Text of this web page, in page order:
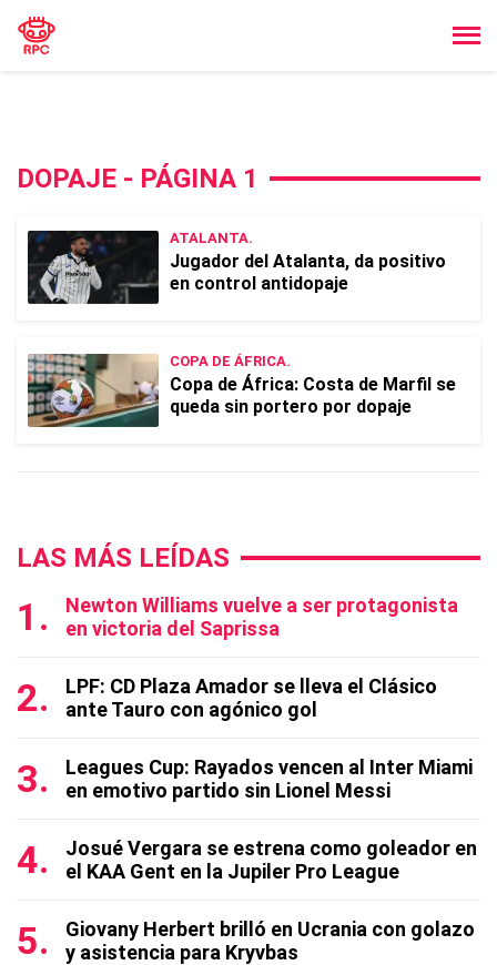
DOPAJE - PÁGINA 1
ATALANTA.
Jugador del Atalanta, da positivo
en control antidopaje
COPA DE ÁFRICA.
Copa de África: Costa de Marfil se
queda sin portero por dopaje
LAS MÁS LEÍDAS
Newton Williams vuelve a ser protagonista
en victoria del Saprissa
LPF: CD Plaza Amador se lleva el Clásico
ante Tauro con agónico gol
Leagues Cup: Rayados vencen al Inter Miami
en emotivo partido sin Lionel Messi
Josué Vergara se estrena como goleador en
el KAA Gent en la Jupiler Pro League
Giovany Herbert brilló en Ucrania con golazo
y asistencia para Kryvbas